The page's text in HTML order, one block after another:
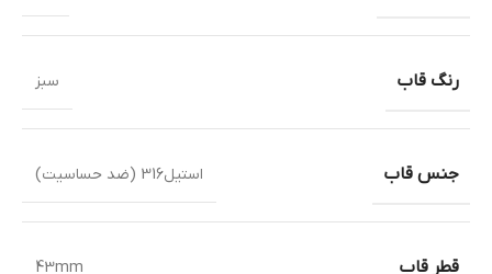
رنگ قاب سبز
جنس قاب استیل316 (ضد حساسیت)
قطر قاب 43mm